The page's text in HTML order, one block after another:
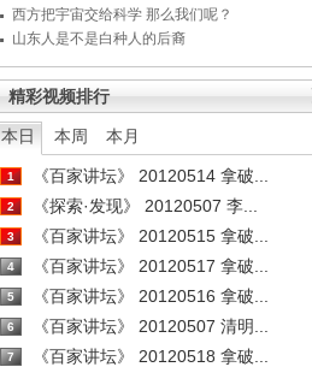
西方把宇宙交给科学 那么我们呢？
山东人是不是白种人的后裔
精彩视频排行
本日 本周 本月
1 《百家讲坛》 20120514 拿破...
2 《探索·发现》 20120507 李...
3 《百家讲坛》 20120515 拿破...
4 《百家讲坛》 20120517 拿破...
5 《百家讲坛》 20120516 拿破...
6 《百家讲坛》 20120507 清明...
7 《百家讲坛》 20120518 拿破...